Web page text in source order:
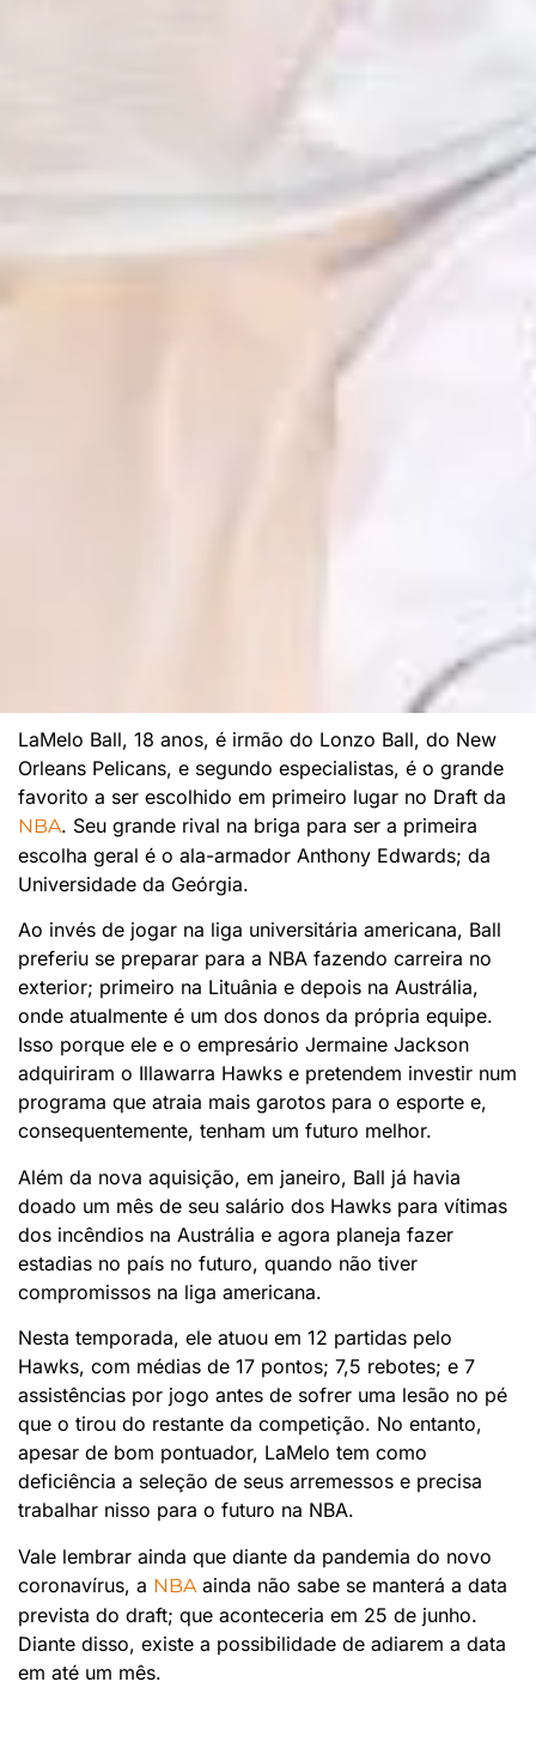
LaMelo Ball, 18 anos, é irmão do Lonzo Ball, do New
Orleans Pelicans, e segundo especialistas, é o grande
favorito a ser escolhido em primeiro lugar no Draft da
NBA. Seu grande rival na briga para ser a primeira
escolha geral é o ala-armador Anthony Edwards; da
Universidade da Geórgia.
Ao invés de jogar na liga universitária americana, Ball
preferiu se preparar para a NBA fazendo carreira no
exterior; primeiro na Lituânia e depois na Austrália,
onde atualmente é um dos donos da própria equipe.
Isso porque ele e o empresário Jermaine Jackson
adquiriram o Illawarra Hawks e pretendem investir num
programa que atraia mais garotos para o esporte e,
consequentemente, tenham um futuro melhor.
Além da nova aquisição, em janeiro, Ball já havia
doado um mês de seu salário dos Hawks para vítimas
dos incêndios na Austrália e agora planeja fazer
estadias no país no futuro, quando não tiver
compromissos na liga americana.
Nesta temporada, ele atuou em 12 partidas pelo
Hawks, com médias de 17 pontos; 7,5 rebotes; e 7
assistências por jogo antes de sofrer uma lesão no pé
que o tirou do restante da competição. No entanto,
apesar de bom pontuador, LaMelo tem como
deficiência a seleção de seus arremessos e precisa
trabalhar nisso para o futuro na NBA.
Vale lembrar ainda que diante da pandemia do novo
coronavírus, a NBA ainda não sabe se manterá a data
prevista do draft; que aconteceria em 25 de junho.
Diante disso, existe a possibilidade de adiarem a data
em até um mês.